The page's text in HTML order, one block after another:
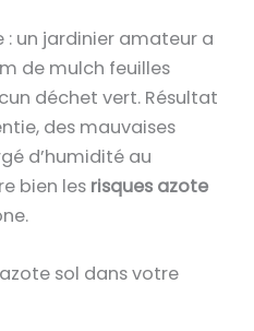
un jardinier amateur a
de mulch feuilles
déchet vert. Résultat
des mauvaises
d’humidité au
bien les risques azote
sol dans votre